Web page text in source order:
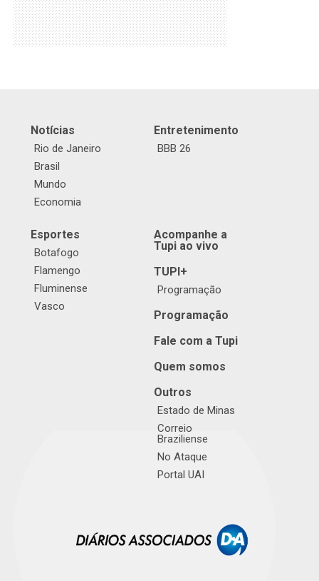
Notícias
Rio de Janeiro
Brasil
Mundo
Economia
Entretenimento
BBB 26
Esportes
Botafogo
Flamengo
Fluminense
Vasco
Acompanhe a
Tupi ao vivo
TUPI+
Programação
Programação
Fale com a Tupi
Quem somos
Outros
Estado de Minas
Correio
Braziliense
No Ataque
Portal UAI